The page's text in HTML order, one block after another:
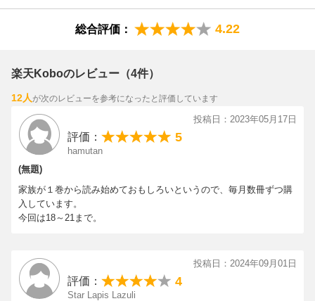
総合評価： 4.22
楽天Koboのレビュー（4件）
12人が次のレビューを参考になったと評価しています
投稿日：2023年05月17日
評価： 5
hamutan
(無題)
家族が１巻から読み始めておもしろいというので、毎月数冊ずつ購
入しています。
今回は18～21まで。
投稿日：2024年09月01日
評価： 4
Star Lapis Lazuli